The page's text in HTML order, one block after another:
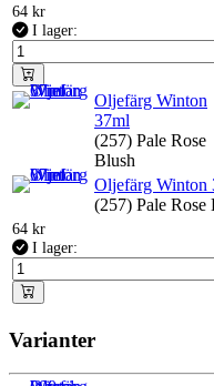
64 kr
I lager:
Oljefärg Winton
37ml
(257) Pale Rose
Blush
Oljefärg Winton
(257) Pale Rose
64 kr
I lager:
Varianter